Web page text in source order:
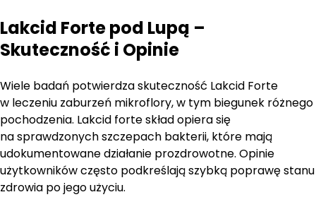
Lakcid Forte pod Lupą –
Skuteczność i Opinie
Wiele badań potwierdza skuteczność Lakcid Forte
w leczeniu zaburzeń mikroflory, w tym biegunek różnego
pochodzenia. Lakcid forte skład opiera się
na sprawdzonych szczepach bakterii, które mają
udokumentowane działanie prozdrowotne. Opinie
użytkowników często podkreślają szybką poprawę stanu
zdrowia po jego użyciu.